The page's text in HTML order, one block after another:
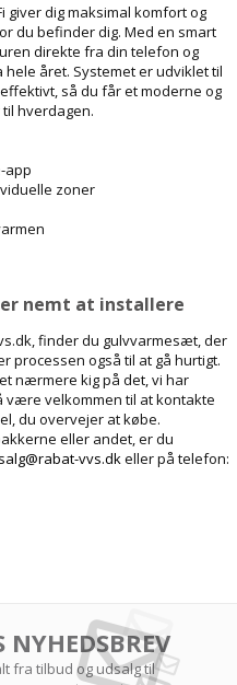
giver dig maksimal komfort og
du befinder dig. Med en smart
direkte fra din telefon og
året. Systemet er udviklet til
så du får et moderne og
hverdagen.
app
zoner
nemt at installere
finder du gulvvarmesæt, der
processen også til at gå hurtigt.
nærmere kig på det, vi har
være velkommen til at kontakte
du overvejer at købe.
eller andet, er du
salg@rabat-vvs.dkeller på telefon:
NYHEDSBREV
fra tilbud og udsalg til